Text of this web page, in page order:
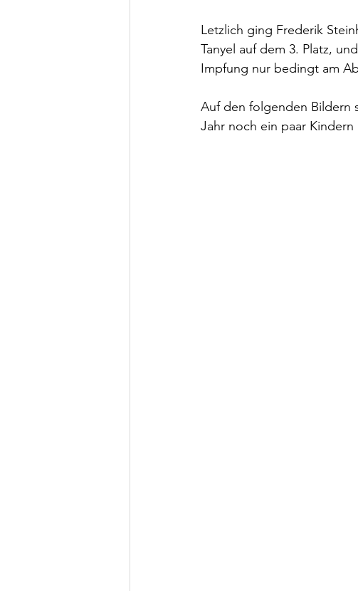
Letzlich ging Frederik
Tanyel auf dem 3. Platz,
Impfung nur bedingt am
Auf den folgenden Bildern
Jahr noch ein paar